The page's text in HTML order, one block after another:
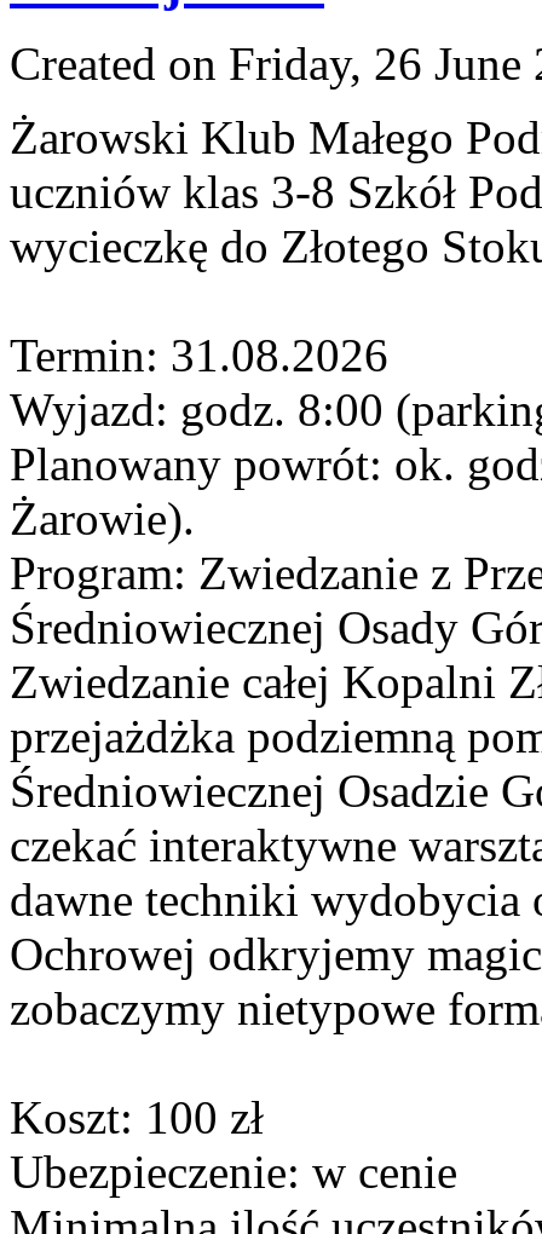
Created on Friday, 26 June
Żarowski Klub Małego
uczniów klas 3-8 Szkół
wycieczkę do Złotego
Termin: 31.08.2026
Wyjazd: godz. 8:00
Planowany powrót: ok.
Żarowie).
Program: Zwiedzanie z
Średniowiecznej Osady
Zwiedzanie całej Kopalni
przejażdżka podziemną
Średniowiecznej Osadzie
czekać interaktywne
dawne techniki wydobycia
Ochrowej odkryjemy
zobaczymy nietypowe
Koszt: 100 zł
Ubezpieczenie: w cenie